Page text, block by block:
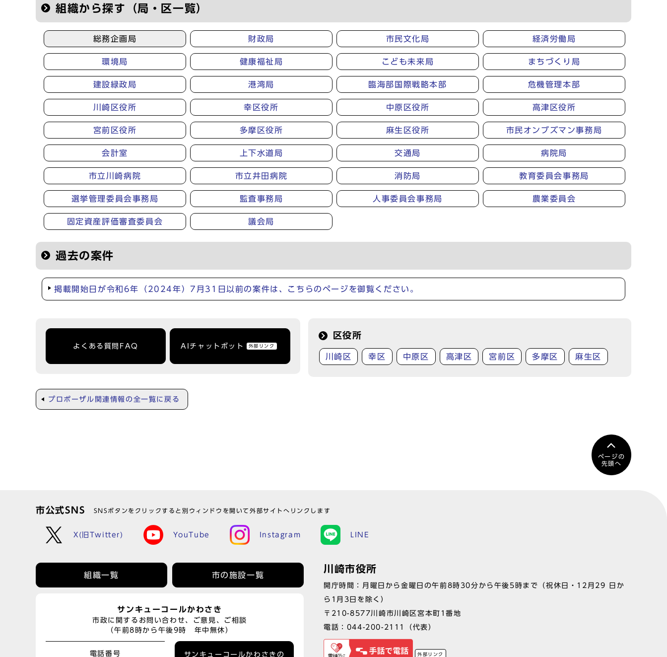
組織から探す（局・区一覧）
総務企画局 財政局 市民文化局 経済労働局
環境局 健康福祉局 こども未来局 まちづくり局
建設緑政局 港湾局 臨海部国際戦略本部 危機管理本部
川崎区役所 幸区役所 中原区役所 高津区役所
宮前区役所 多摩区役所 麻生区役所 市民オンブズマン事務局
会計室 上下水道局 交通局 病院局
市立川崎病院 市立井田病院 消防局 教育委員会事務局
選挙管理委員会事務局 監査事務局 人事委員会事務局 農業委員会
固定資産評価審査委員会 議会局
過去の案件
掲載開始日が令和6年（2024年）7月31日以前の案件は、こちらのページを御覧ください。
よくある質問FAQ AIチャットボット 外部リンク
区役所
川崎区 幸区 中原区 高津区 宮前区 多摩区 麻生区
プロポーザル関連情報の全一覧に戻る
ページの
先頭へ
市公式SNS SNSボタンをクリックすると別ウィンドウを開いて外部サイトへリンクします
X(旧Twitter) YouTube Instagram LINE
組織一覧 市の施設一覧
サンキューコールかわさき
市政に関するお問い合わせ、ご意見、ご相談
（午前8時から午後9時 年中無休）
電話番号 サンキューコールかわさきの
川崎市役所
開庁時間：月曜日から金曜日の午前8時30分から午後5時まで（祝休日・12月29 日か
ら1月3日を除く）
〒210-8577川崎市川崎区宮本町1番地
電話： 044-200-2111 （代表）
外部リンク